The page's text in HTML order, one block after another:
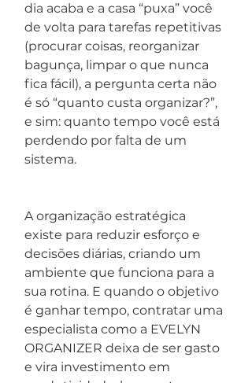
dia acaba e a casa “puxa” você
de volta para tarefas repetitivas
(procurar coisas, reorganizar
bagunça, limpar o que nunca
fica fácil), a pergunta certa não
é só “quanto custa organizar?”,
e sim: quanto tempo você está
perdendo por falta de um
sistema.
A organização estratégica
existe para reduzir esforço e
decisões diárias, criando um
ambiente que funciona para a
sua rotina. E quando o objetivo
é ganhar tempo, contratar uma
especialista como a EVELYN
ORGANIZER deixa de ser gasto
e vira investimento em